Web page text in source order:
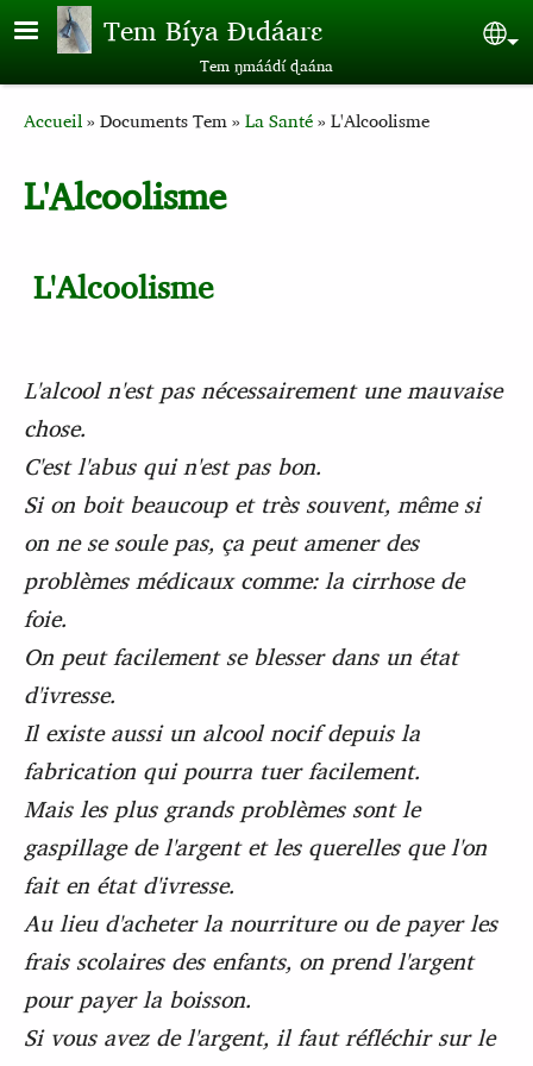
Aller au contenu principal
Tem Bíya Ɖɩdáarɛ
Tem ŋmáádɩ́ ɖaána
Breadcrumb
Accueil Documents Tem La Santé L'Alcoolisme
L'Alcoolisme
L'Alcoolisme
L'alcool n'est pas nécessairement une mauvaise
chose.
C'est l'abus qui n'est pas bon.
Si on boit beaucoup et très souvent, même si
on ne se soule pas, ça peut amener des
problèmes médicaux comme: la cirrhose de
foie.
On peut facilement se blesser dans un état
d'ivresse.
Il existe aussi un alcool nocif depuis la
fabrication qui pourra tuer facilement.
Mais les plus grands problèmes sont le
gaspillage de l'argent et les querelles que l'on
fait en état d'ivresse.
Au lieu d'acheter la nourriture ou de payer les
frais scolaires des enfants, on prend l'argent
pour payer la boisson.
Si vous avez de l'argent, il faut réfléchir sur le